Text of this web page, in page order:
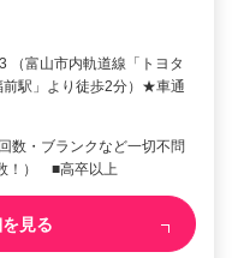
（富山市内軌道線「トヨタ
前駅」より徒歩2分）★車通
・ブランクなど一切不問
！） ■高卒以上
見る